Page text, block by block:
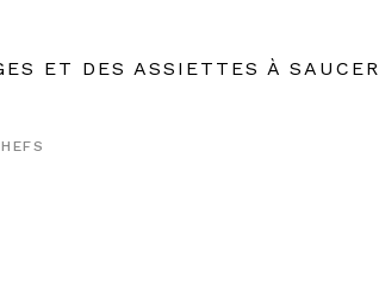
ET DES ASSIETTES À SAUCER